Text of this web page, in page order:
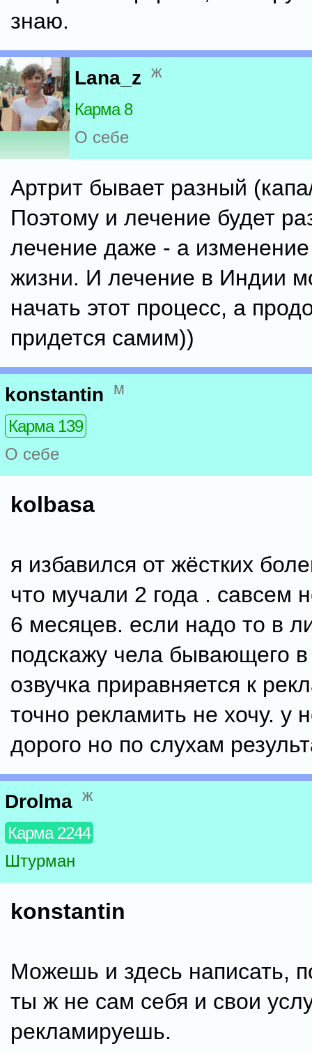
знаю.
Lana_z ж
Карма 8
О себе
Артрит бывает разный
Поэтому и лечение будет
лечение даже - а
жизни. И лечение в Индии
начать этот процесс, а
придется самим))
konstantin м
Карма 139
О себе
kolbasa
я избавился от жёстких
что мучали 2 года . савсем
6 месяцев. если надо то в
подскажу чела бывающего в
озвучка приравняется к
точно рекламить не хочу. у
дорого но по слухам
Drolma ж
Карма 2244
Штурман
konstantin
Можешь и здесь написать,
ты ж не сам себя и свои
рекламируешь.